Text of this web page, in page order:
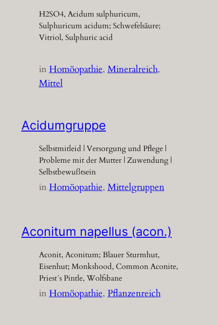
H2SO4, Acidum sulphuricum,
Sulphuricum acidum; Schwefelsäure;
Vitriol, Sulphuric acid
inHomöopathie, Mineralreich
Mittel
Acidumgruppe
Selbstmitleid | Versorgung und Pflege |
Probleme mit der Mutter | Zuwendung |
Selbstbewußtsein
inHomöopathie, Mittelgruppen
Aconitum napellus (acon.)
Aconit, Aconitum; Blauer Sturmhut,
Eisenhut; Monkshood, Common Aconite,
Priest´s Pintle, Wolfsbane
inHomöopathie, Pflanzenreich